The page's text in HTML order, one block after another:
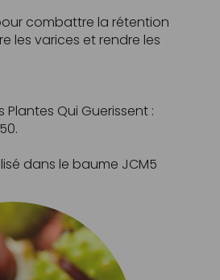
combattre la rétention
les varices et rendre les
Plantes Qui Guerissent :
dans le baume JCM5